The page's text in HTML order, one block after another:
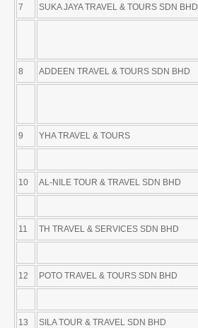
7 SUKA JAYA TRAVEL & TOURS SDN BHD
8 ADDEEN TRAVEL & TOURS SDN BHD
9 YHA TRAVEL & TOURS
10 AL-NILE TOUR & TRAVEL SDN BHD
11 TH TRAVEL & SERVICES SDN BHD
12 POTO TRAVEL & TOURS SDN BHD
13 SILA TOUR & TRAVEL SDN BHD